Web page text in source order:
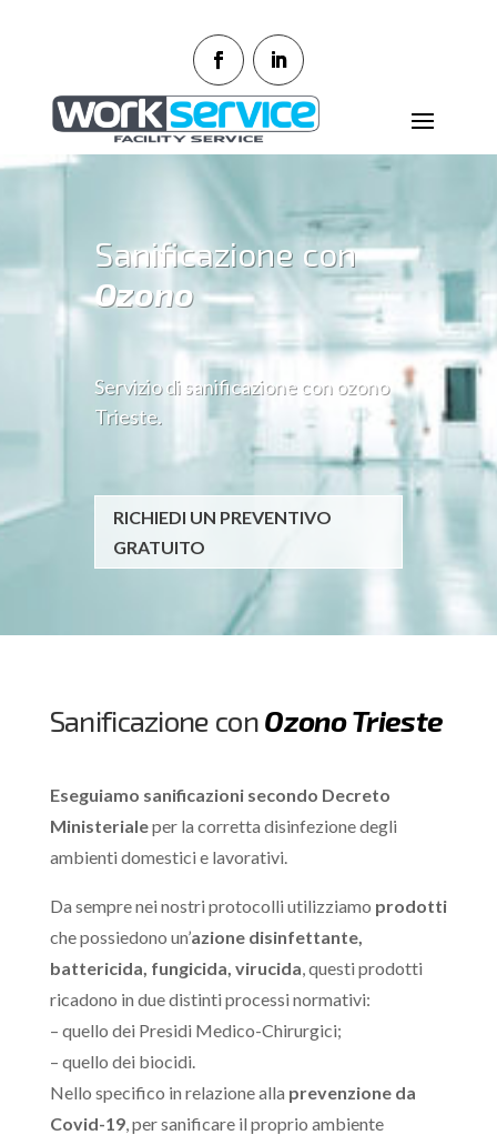
Sanificazione con
Ozono
Servizio di sanificazione con ozono
Trieste.
RICHIEDI UN PREVENTIVO
GRATUITO
Sanificazione conOzono Trieste
Eseguiamo sanificazioni secondo Decreto
Ministerialeper la corretta disinfezione degli
ambienti domestici e lavorativi.
Da sempre nei nostri protocolli utilizziamo prodotti
che possiedono un’azione disinfettante,
battericida, fungicida, virucida, questi prodotti
ricadono in due distinti processi normativi:
– quello dei Presidi Medico-Chirurgici;
– quello dei biocidi.
Nello specifico in relazione alla prevenzione da
Covid-19, per sanificare il proprio ambiente